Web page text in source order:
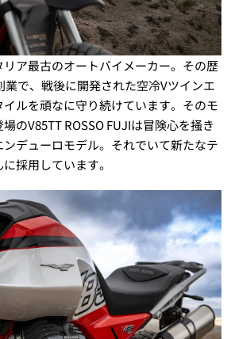
ア最古のオートバイメーカー。その歴
業で、戦後に開発された空冷Vツインエ
ルを頑なに守り続けています。そのモ
のV85TT ROSSO FUJIは冒険心を掻き
デューロモデル。それでいて新たなテ
採用しています。